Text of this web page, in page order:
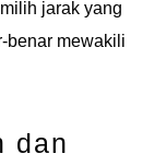
jarak yang
benar mewakili
dan